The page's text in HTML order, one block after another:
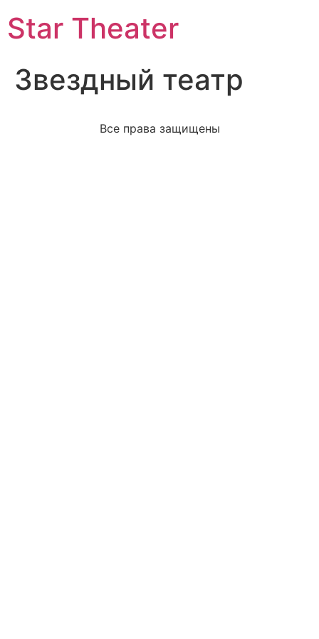
Star Theater
Звездный театр
Все права защищены